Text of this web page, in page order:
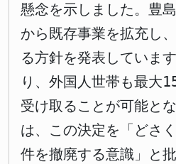
懸念を示しました。豊
から既存事業を拡充し
る方針を発表していま
り、外国人世帯も最大
受け取ることが可能と
は、この決定を「どさ
件を撤廃する意識」と